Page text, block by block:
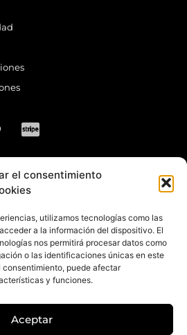
el consentimiento
utilizamos tecnologías como las
a la información del dispositivo. El
nos permitirá procesar datos como
o las identificaciones únicas en este
puede afectar
y funciones.
Aceptar
María Magdalena, 14,
Sevilla, España
46 69 91